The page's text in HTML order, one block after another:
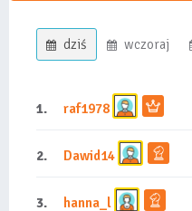
dziś wczoraj
1. raf1978
2. Dawid14
3. hanna_l